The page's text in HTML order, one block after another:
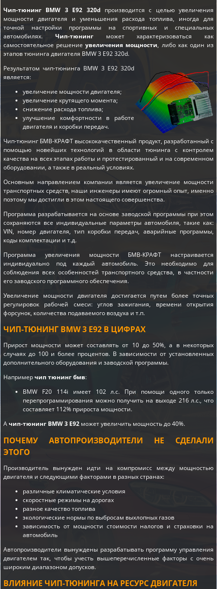
Чип-тюнинг BMW 3 E92 320d производится с целью увеличения
мощности двигателя и уменьшения расхода топлива, иногда для
точной настройки программы на спортивных и специальных
автомобилях. Чип-тюнингможет характеризоваться как
самостоятельное решениеувеличения мощности, либо как один из
этаповтюнинга двигателя BMW 3 E92 320d.
Результатом чип-тюнинга BMW 3 E92 320d
является:
увеличение мощности двигателя;
увеличение крутящего момента;
снижение расхода топлива;
улучшение комфортности в работе
двигателя и коробки передач.
Чип-тюнинг БМВ-КРАФТ высококачественный продукт, разработанный с
помощью новейших технологий в области тюнинга с контролем
качества на всех этапах работы и протестированный и на современном
оборудовании, а также в реальный условиях.
Основным направлением компании является увеличение мощности
транспортных средств, наши инженеры имеют огромный опыт, именно
поэтому мы достигли в этом настоящего совершенства.
Программа разрабатывается на основе заводской программы при этом
сохраняются все индивидуальные параметры автомобиля, такие как:
VIN, номер двигателя, тип коробки передач, аварийные программы,
коды комплектации и т.д.
Программа увеличения мощности БМВ-КРАФТ настраивается
индивидуально под каждый автомобиль. Это необходимо для
соблюдения всех особенностей транспортного средства, в частности
его заводского программного обеспечения.
Увеличение мощности двигателя достигается путем более точных
регулировок рабочей смеси: углов зажигания, времени открытия
форсунок, количества подаваемого воздуха и т.п.
ЧИП-ТЮНИНГ BMW 3 E92 В ЦИФРАХ
Прирост мощности может составлять от 10 до 50%, а в некоторых
случаях до 100 и более процентов. В зависимости от установленных
дополнительного оборудования и заводской программы.
Напримерчип тюнинг бмв:
BMW F20 114i имеет 102 л.с. При помощи одного только
перепрограммирования можно получить на выходе 216 л.с., что
составляет 112% прироста мощности.
Ачип-тюнинг BMW 3 E92 может увеличить мощность до 40%.
ПОЧЕМУ АВТОПРОИЗВОДИТЕЛИ НЕ СДЕЛАЛИ
ЭТОГО
Производитель вынужден идти на компромисс между мощностью
двигателя и следующими факторами в разных странах:
различные климатические условия
скоростные режимы на дорогах
разное качество топлива
экологические нормы по выбросам выхлопных газов
зависимость от мощности стоимости налогов и страховки на
автомобиль
Автопроизводители вынуждены разрабатывать программу управления
двигателем так, чтобы учесть вышеперечисленные факторы с очень
широким диапазоном допусков.
ВЛИЯНИЕ ЧИП-ТЮНИНГА НА РЕСУРС ДВИГАТЕЛЯ